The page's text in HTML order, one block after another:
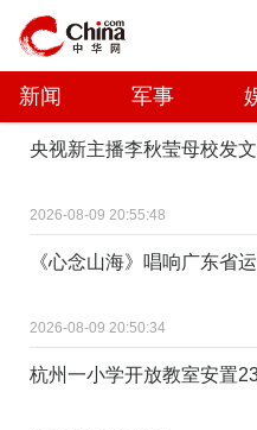
新闻 军事
央视新主播李秋莹母校发
2026-08-09 20:55:48
《心念山海》唱响广东省
2026-08-09 20:50:34
杭州一小学开放教室安置